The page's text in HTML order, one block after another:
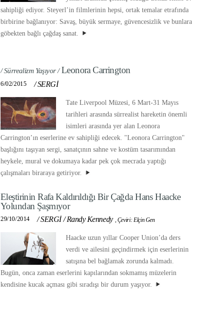
sahipliği ediyor. Steyerl’in filmlerinin hepsi, ortak temalar etrafında
birbirine bağlanıyor: Savaş, büyük sermaye, güvencesizlik ve bunlara
göbekten bağlı çağdaş sanat.
/ Sürrealizm Yaşıyor /Leonora Carrington
6/02/2015 /SERGİ
Tate Liverpool Müzesi, 6 Mart-31 Mayıs
tarihleri arasında sürrealist hareketin önemli
isimleri arasında yer alan Leonora
Carrington’ın eserlerine ev sahipliği edecek. "Leonora Carrington"
başlığını taşıyan sergi, sanatçının sahne ve kostüm tasarımından
heykele, mural ve dokumaya kadar pek çok mecrada yaptığı
çalışmaları biraraya getiriyor.
Eleştirinin Rafa Kaldırıldığı Bir Çağda Hans Haacke
Yolundan Şaşmıyor
29/10/2014 /SERGİ /Randy Kennedy ,Çeviri: Elçin Gen
Haacke uzun yıllar Cooper Union’da ders
verdi ve ailesini geçindirmek için eserlerinin
satışına bel bağlamak zorunda kalmadı.
Bugün, onca zaman eserlerini kapılarından sokmamış müzelerin
kendisine kucak açması gibi sıradışı bir durum yaşıyor.